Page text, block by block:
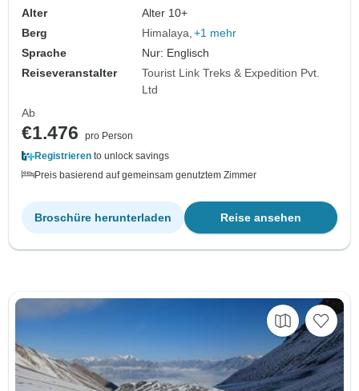
Alter
Alter 10+
Berg
Himalaya +1 mehr
Sprache
Nur: Englisch
Reiseveranstalter
Tourist Link Treks & Expedition Pvt.
Ltd
Ab
€1.476
pro Person
Registrieren to unlock savings
Preis basierend auf gemeinsam genutztem Zimmer
Reise ansehen
Broschüre herunterladen